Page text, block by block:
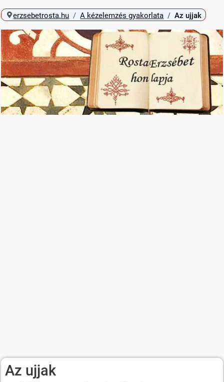
erzsebetrosta.hu A kézelemzés gyakorlata Az ujjak
Az ujjak